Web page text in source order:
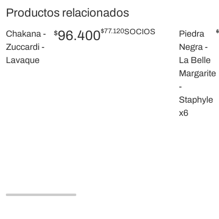
Productos relacionados
Chakana -
Zuccardi -
Lavaque
$96.400$77.120SOCIOS
Piedra
Negra -
La Belle
Margarite
-
Staphyle
x6
$